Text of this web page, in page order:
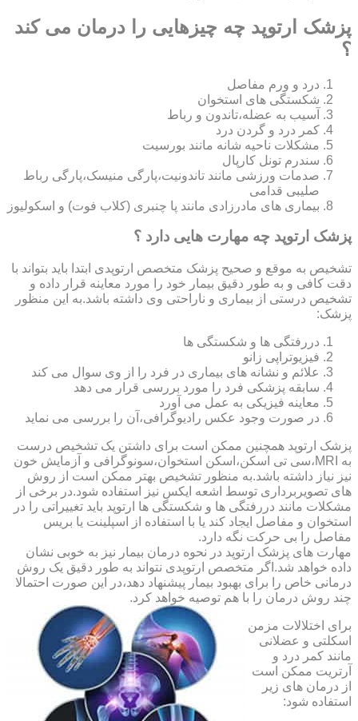
پزشک ارتوپد چه چیزهایی را درمان می کند
؟
درد و ورم مفاصل
شکستگی های استخوان
آسیب به عضله،تاندون و رباط
کمر درد و گردن درد
مشکلات ناحیه شانه مانند بورسیت
سندرم تونل کارپال
صدمات ورزشی مانند تاندونیت،پارگی منیسک،پارگی رباط
صلیبی قدامی
بیماری های مادرزادی مانند پا چنبری (کلاب فوت) و اسکولیوز
پزشک ارتوپد چه مهارت هایی دارد ؟
تشخیص به موقع و صحیح پزشک متخصص ارتوپدی ابتدا باید بتواند با
دقت کافی و به طور دقیق بیمار خود را مورد معاینه قرار داده و
تشخیص درستی از بیماری و ناراحتی وی داشته باشد.به این منظور
پزشک:
دررفتگی ها و شکستگی ها
فیزیوتراپی زانو
علائم و نشانه های بیماری در فرد را از وی سوال می کند
سابقه پزشکی فرد را مورد بررسی قرار می دهد
معاینه فیزیکی به عمل می آورد
در صورت وجود عکس رادیوگرافی،آن را بررسی می‎ نماید
پزشک ارتوپد همچنین ممکن است برای داشتن یک تشخیص درست
به MRI،سی تی اسکن،اسکن استخوان،سونوگرافی و آزمایش خون
نیز نیاز داشته باشد.به منظور تشخیص بهتر ممکن است از روش
های تصویربرداری توسط اشعه ایکس نیز استفاده شود.در برخی از
مشکلات مانند دررفتگی ها و شکستگی ها ارتوپد باید تغییراتی را در
استخوان و مفاصل ایجاد کند یا با استفاده از اسپلینت یا بریس
مفاصل را بی حرکت نگه دارد.
مهارت های پزشک ارتوپد در نحوه درمان بیمار نیز به خوبی نشان
داده خواهد شد.اگر متخصص ارتوپدی نتواند به طور دقیق یک روش
درمانی خاص را برای بهبود بیمار پیشنهاد دهد،در این صورت احتمالا
چند روش درمان را با هم توصیه خواهد کرد.
برای اختلالات مزمن
اسکلتی و عضلانی
مانند کمر درد و
آرتریت ممکن است
از درمان های زیر
استفاده شود: